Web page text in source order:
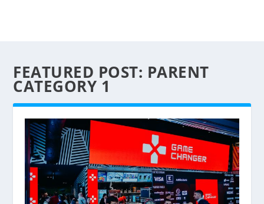
FEATURED POST: PARENT
CATEGORY 1